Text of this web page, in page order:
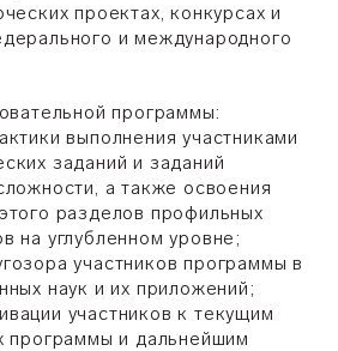
проектах, конкурсах и
и международного
программы:
выполнения участниками
заданий и заданий
а также освоения
разделов профильных
на углубленном уровне;
участников программы в
наук и их приложений;
участников к текущим
программы и дальнейшим